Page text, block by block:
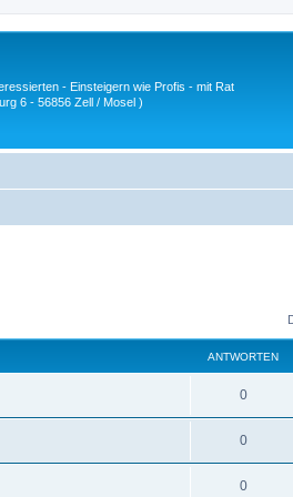
- Einsteigern wie Profis - mit Rat
6 - 56856 Zell / Mosel )
ANTWORTEN
0A
n
w
0A
n
0A